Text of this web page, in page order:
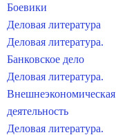
Боевики
Деловая литература
Деловая литература.
Банковское дело
Деловая литература.
Внешнеэкономическая
деятельность
Деловая литература.